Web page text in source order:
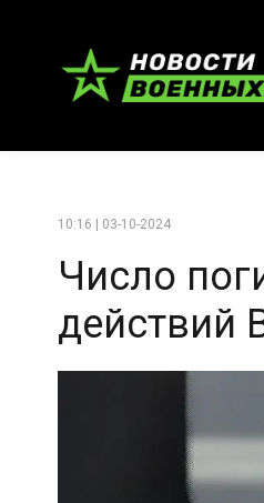
10:16 | 03-10-2024
Число
действий